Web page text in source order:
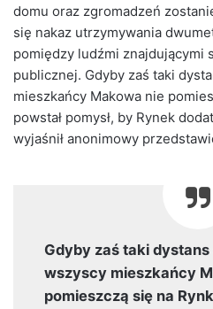
domu oraz zgromadzeń
się nakaz utrzymywania
pomiędzy ludźmi znajdującymi
publicznej. Gdyby zaś taki
mieszkańcy Makowa nie
powstał pomysł, by Rynek
wyjaśnił anonimowy
Gdyby zaś taki dystans
wszyscy mieszkańcy
pomieszczą się na